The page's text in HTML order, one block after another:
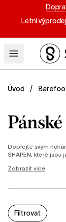
Letní
Úvod
Dopřejte svým
SHAPEN, které jsou
pány, kteří si potrpí
Zobrazit více
Filtrovat